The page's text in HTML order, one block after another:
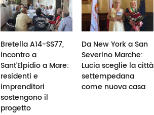
Bretella A14-SS77,
incontro a
Sant'Elpidio a Mare:
residenti e
imprenditori
sostengono il
progetto
Da New York a San
Severino Marche:
Lucia sceglie la città
settempedana
come nuova casa